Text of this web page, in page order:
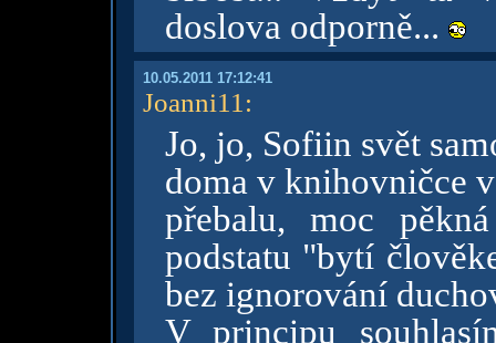
doslova odporně...
10.05.2011 17:12:41
Joanni11 :
Jo, jo, Sofiin svět
doma v knihovničce
přebalu, moc
podstatu "bytí
bez ignorování
V principu